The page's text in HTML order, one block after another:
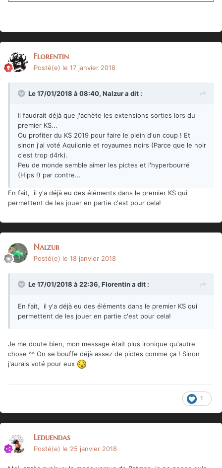
Florentin
Posté(e) le 17 janvier 2018
Le 17/01/2018 à 08:40, Nalzura dit :
Il faudrait déjà que j'achète les extensions sorties lors du
premier KS...
Ou profiter du KS 2019 pour faire le plein d'un coup ! Et
sinon j'ai voté Aquilonie et royaumes noirs (Parce que le noir
c'est trop d4rk).
Peu de monde semble aimer les pictes et l'hyperbourré
(Hips !) par contre...
En fait, il y'a déjà eu des éléments dans le premier KS qui
permettent de les jouer en partie c'est pour cela!
Nalzur
Posté(e) le 18 janvier 2018
Le 17/01/2018 à 22:36, Florentina dit :
En fait, il y'a déjà eu des éléments dans le premier KS qui
permettent de les jouer en partie c'est pour cela!
Je me doute bien, mon message était plus ironique qu'autre
chose ^^ On se bouffe déjà assez de pictes comme ça ! Sinon
j'aurais voté pour eux
1
Leduendas
Posté(e) le 25 janvier 2018